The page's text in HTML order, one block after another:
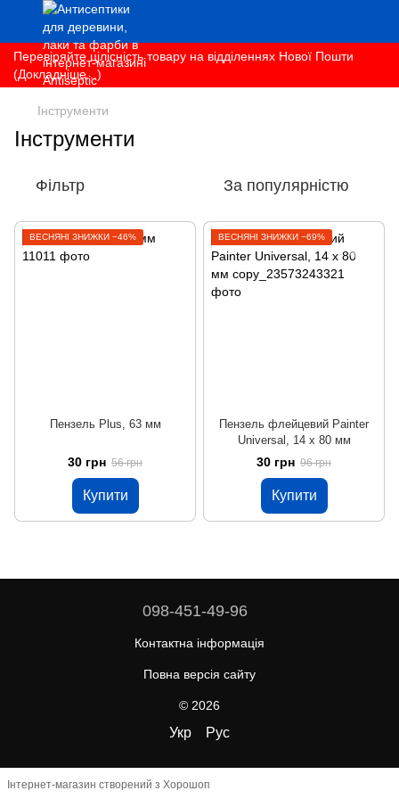
Перевіряйте цілісність товару на відділеннях Нової Пошти
(Докладніше...)
Інструменти
Інструменти
Фільтр За популярністю
ВЕСНЯНІ ЗНИЖКИ −46%
Пензель Plus, 63 мм
30 грн 56 грн
Купити
ВЕСНЯНІ ЗНИЖКИ −69%
Пензель флейцевий Painter
Universal, 14 х 80 мм
30 грн 96 грн
Купити
098-451-49-96
Контактна інформація
Повна версія сайту
© 2026
Укр Рус
Інтернет-магазин створений з Хорошоп